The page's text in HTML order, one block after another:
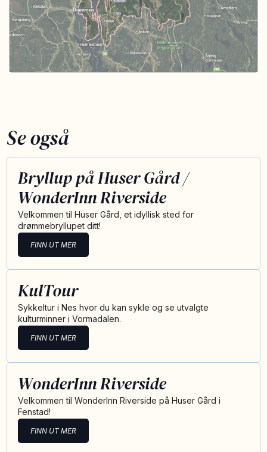
Se også
Bryllup på Huser Gård /
WonderInn Riverside
Velkommen til Huser Gård, et idyllisk sted for
drømmebryllupet ditt!
FINN UT MER
KulTour
Sykkeltur i Nes hvor du kan sykle og se utvalgte
kulturminner i Vormadalen.
FINN UT MER
WonderInn Riverside
Velkommen til WonderInn Riverside på Huser Gård i
Fenstad!
FINN UT MER